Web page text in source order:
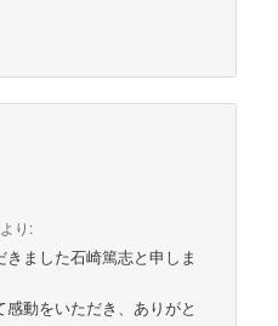
より:
ました石崎篤志と申しま
動をいただき、ありがと